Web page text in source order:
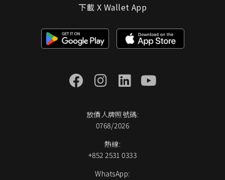
下載 X Wallet App
放債人牌照號碼:
0768/2026
熱線:
+852 2531 0333
WhatsApp: